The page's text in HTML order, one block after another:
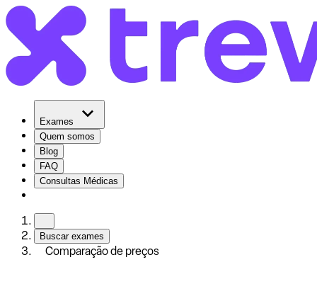
Exames
Quem somos
Blog
FAQ
Consultas Médicas
Buscar exames
Comparação de preços